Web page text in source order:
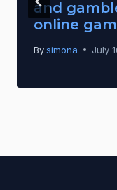
and
online
Bysimona July